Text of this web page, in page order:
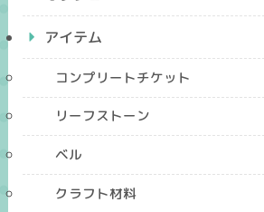
アイテム
コンプリートチケット
リーフストーン
ベル
クラフト材料